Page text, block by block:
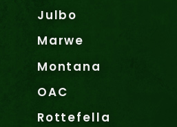
Julbo
Marwe
Montana
OAC
Rottefella